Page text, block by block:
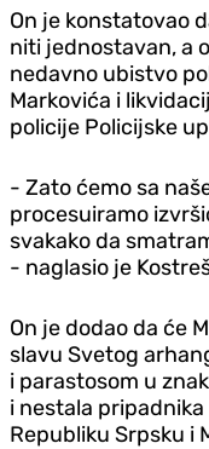
On je konstatovao
niti jednostavan, a
nedavno ubistvo
Markovića i
policije Policijske
- Zato ćemo sa
procesuiramo
svakako da
- naglasio je
On je dodao da će
slavu Svetog
i parastosom u
i nestala
Republiku Srpsku i